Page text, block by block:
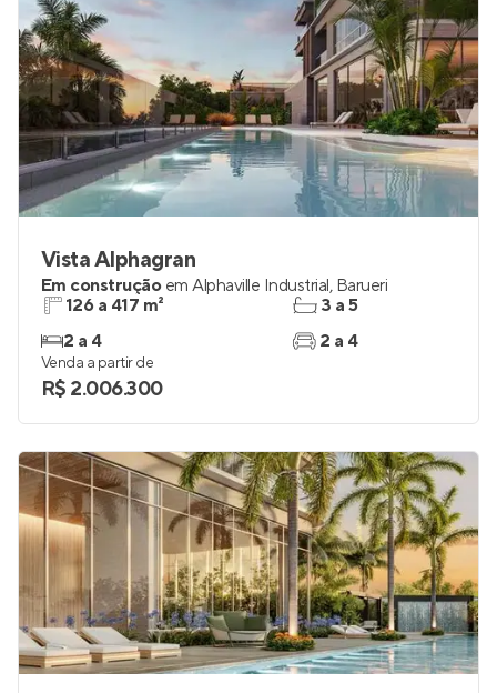
Vista Alphagran
Em construção em Alphaville Industrial, Barueri
126 a 417 m²
2 a 4
3 a 5
2 a 4
Venda a partir de
R$ 2.006.300